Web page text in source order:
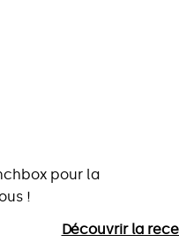
pour la
!
Découvrir la